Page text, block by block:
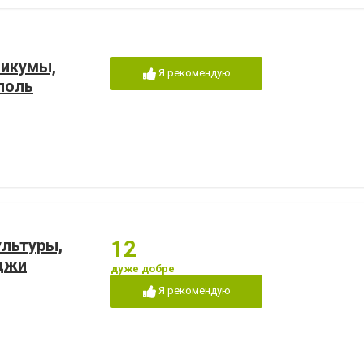
Я рекомендую
12
дуже добре
Я рекомендую